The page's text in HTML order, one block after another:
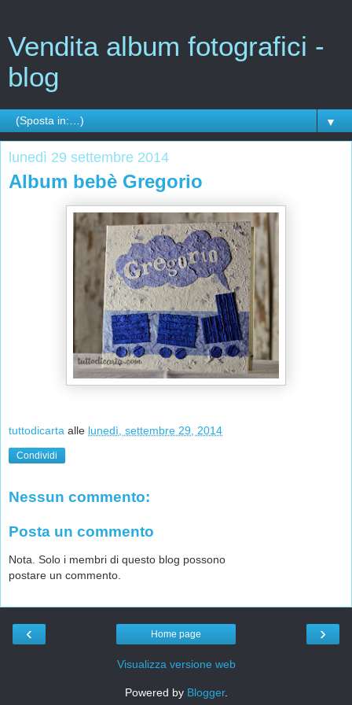
Vendita album fotografici -
blog
▼
lunedì 29 settembre 2014
Album bebè Gregorio
tuttodicarta alle lunedì, settembre 29, 2014
Condividi
Nessun commento:
Posta un commento
Nota. Solo i membri di questo blog possono
postare un commento.
‹ ›
Home page
Visualizza versione web
Powered by Blogger.